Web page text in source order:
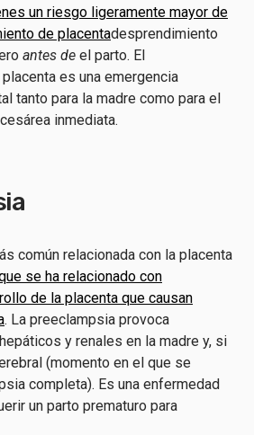
un riesgo ligeramente mayor de
de placentadesprendimiento
antes de el parto. El
es una emergencia
tanto para la madre como para el
inmediata.
común relacionada con la placenta
se ha relacionado con
de la placenta que causan
. La preeclampsia provoca
y renales en la madre y, si
(momento en el que se
completa). Es una enfermedad
un parto prematuro para